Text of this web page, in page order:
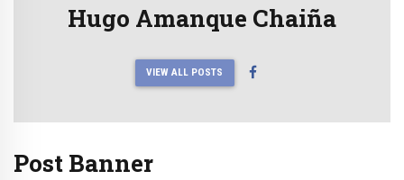
Hugo Amanque Chaiña
VIEW ALL POSTS
Post Banner